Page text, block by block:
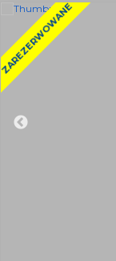
ZAREZERWOWANE